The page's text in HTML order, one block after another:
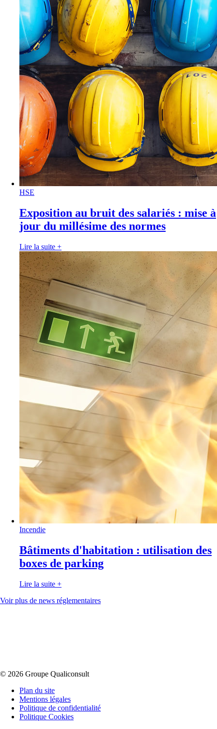
HSE
Exposition au bruit des salariés : mise à
jour du millésime des normes
Lire la suite +
Incendie
Bâtiments d'habitation : utilisation des
boxes de parking
Lire la suite +
Voir plus de news réglementaires
© 2026 Groupe Qualiconsult
Plan du site
Mentions légales
Politique de confidentialité
Politique Cookies